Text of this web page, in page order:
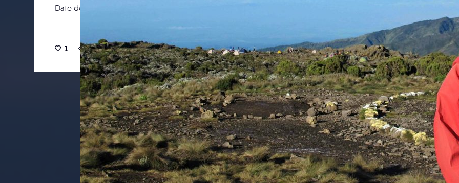
Date de publication
1 14 0